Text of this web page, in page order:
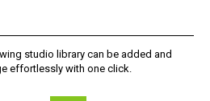
studio library can be added and
effortlessly with one click.